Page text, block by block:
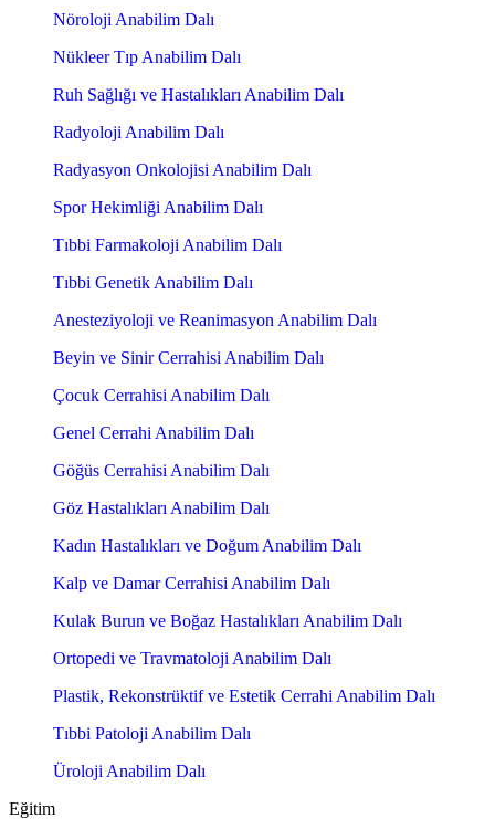
Nöroloji Anabilim Dalı
Nükleer Tıp Anabilim Dalı
Ruh Sağlığı ve Hastalıkları Anabilim Dalı
Radyoloji Anabilim Dalı
Radyasyon Onkolojisi Anabilim Dalı
Spor Hekimliği Anabilim Dalı
Tıbbi Farmakoloji Anabilim Dalı
Tıbbi Genetik Anabilim Dalı
Anesteziyoloji ve Reanimasyon Anabilim Dalı
Beyin ve Sinir Cerrahisi Anabilim Dalı
Çocuk Cerrahisi Anabilim Dalı
Genel Cerrahi Anabilim Dalı
Göğüs Cerrahisi Anabilim Dalı
Göz Hastalıkları Anabilim Dalı
Kadın Hastalıkları ve Doğum Anabilim Dalı
Kalp ve Damar Cerrahisi Anabilim Dalı
Kulak Burun ve Boğaz Hastalıkları Anabilim Dalı
Ortopedi ve Travmatoloji Anabilim Dalı
Plastik, Rekonstrüktif ve Estetik Cerrahi Anabilim Dalı
Tıbbi Patoloji Anabilim Dalı
Üroloji Anabilim Dalı
Eğitim